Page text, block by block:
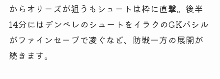
からオリーズが狙うもシュートは枠に直撃。後半
14分にはデンベレのシュートをイラクのGKバシル
がファインセーブで凌ぐなど、防戦一方の展開が
続きます。